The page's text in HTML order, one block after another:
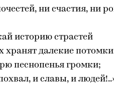
ни счастия, ни
историю страстей
хранят далекие
песнопенья громки;
и славы, и